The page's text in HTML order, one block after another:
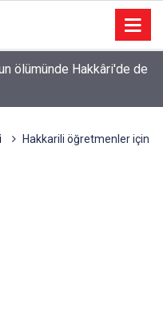
ölümünde Hakkâri'de de
Hakkarili öğretmenler için